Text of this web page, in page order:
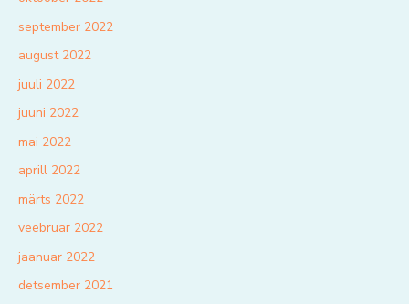
september 2022
august 2022
juuli 2022
juuni 2022
mai 2022
aprill 2022
märts 2022
veebruar 2022
jaanuar 2022
detsember 2021